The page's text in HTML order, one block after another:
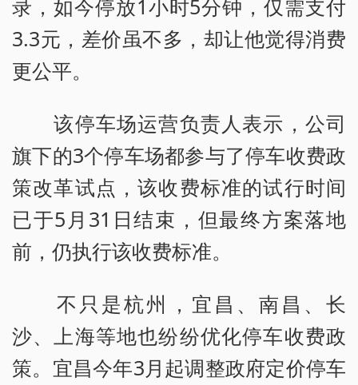
录，如今停放1小时5分钟，仅需支付
3.3元，差价虽不多，却让他觉得消费
更公平。
该停车场运营负责人表示，公司
旗下的3个停车场都参与了停车收费政
策改革试点，该收费标准的试行时间
已于5月31日结束，但最终方案落地
前，仍执行该收费标准。
不只是杭州，宜昌、南昌、长
沙、上海等地也纷纷优化停车收费政
策。宜昌今年3月起调整政府定价停车